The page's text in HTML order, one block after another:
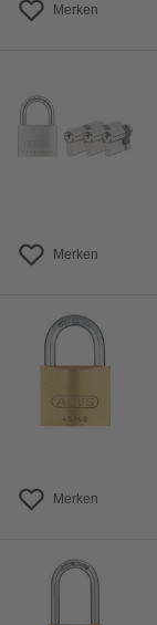
Merken
Merken
Merken